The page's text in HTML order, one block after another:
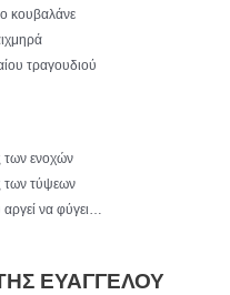
κουβαλάνε
τραγουδιού
των ενοχών
των τύψεων
αργεί να φύγει…
ΕΥΑΓΓΕΛΟΥ